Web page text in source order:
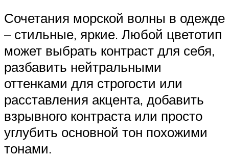
Сочетания морской волны в одежде
– стильные, яркие. Любой цветотип
может выбрать контраст для себя,
разбавить нейтральными
оттенками для строгости или
расставления акцента, добавить
взрывного контраста или просто
углубить основной тон похожими
тонами.